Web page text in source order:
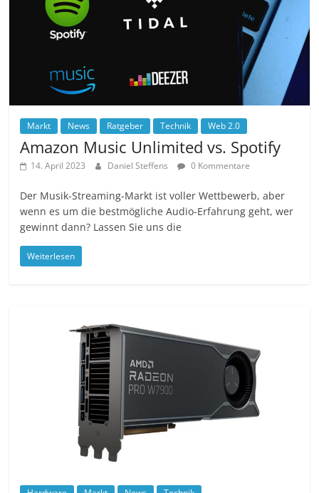
Markt News Ratgeber Technik Web 2.0
Amazon Music Unlimited vs. Spotify
14. April 2023 Daniel Steffens 0 Kommentare
Der Musik-Streaming-Markt ist voller Wettbewerb, aber
wenn es um die bestmögliche Audio-Erfahrung geht, wer
gewinnt dann? Lassen Sie uns die
Weiterlesen